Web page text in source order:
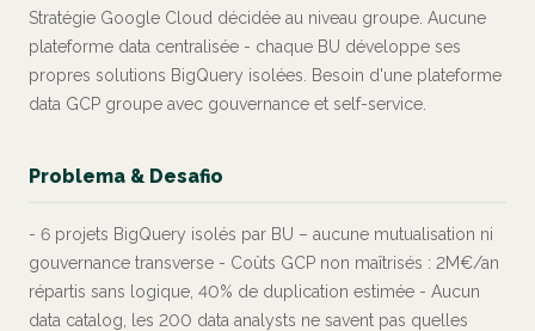
Stratégie Google Cloud décidée au niveau groupe. Aucune
plateforme data centralisée - chaque BU développe ses
propres solutions BigQuery isolées. Besoin d'une plateforme
data GCP groupe avec gouvernance et self-service.
Problema & Desafio
- 6 projets BigQuery isolés par BU – aucune mutualisation ni
gouvernance transverse - Coûts GCP non maîtrisés : 2M€/an
répartis sans logique, 40% de duplication estimée - Aucun
data catalog, les 200 data analysts ne savent pas quelles